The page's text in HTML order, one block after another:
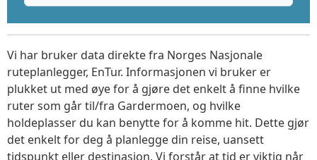
Vi har bruker data direkte fra Norges Nasjonale
ruteplanlegger, EnTur. Informasjonen vi bruker er
plukket ut med øye for å gjøre det enkelt å finne hvilke
ruter som går til/fra Gardermoen, og hvilke
holdeplasser du kan benytte for å komme hit. Dette gjør
det enkelt for deg å planlegge din reise, uansett
tidspunkt eller destinasjon. Vi forstår at tid er viktig når